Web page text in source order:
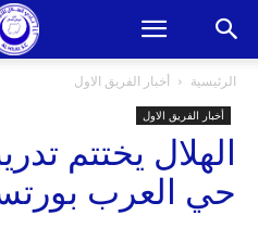
الرئيسية أخبار الفريق الاول
أخبار الفريق الاول
الهلال يختتم
حي العرب